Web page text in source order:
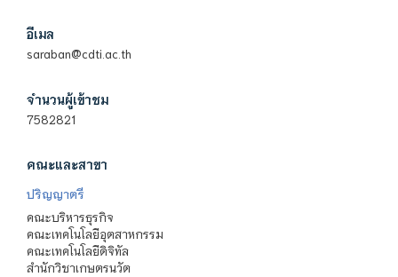
อีเมล
saraban@cdti.ac.th
จำนวนผู้เข้าชม
7582821
คณะและสาขา
ปริญญาตรี
คณะบริหารธุรกิจ
คณะเทคโนโลยีอุตสาหกรรม
คณะเทคโนโลยีดิจิทัล
สำนักวิชาเกษตรนวัต